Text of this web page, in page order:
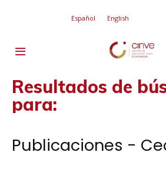
Español English
Resultados de
para:
Publicaciones -